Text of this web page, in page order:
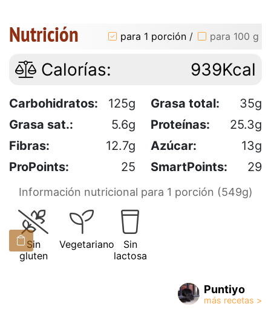
Nutrición para 1 porción / para 100 g
Calorías: 939Kcal
Carbohidratos: 125g Grasa total:
35g
Grasa sat.:
5.6g Proteínas:
25.3g
Fibras:
12.7g Azúcar:
13g
ProPoints:
25 SmartPoints: 29
Información nutricional para 1 porción (549g)
Sin
gluten
Vegetariano
Sin
lactosa
Puntiyo